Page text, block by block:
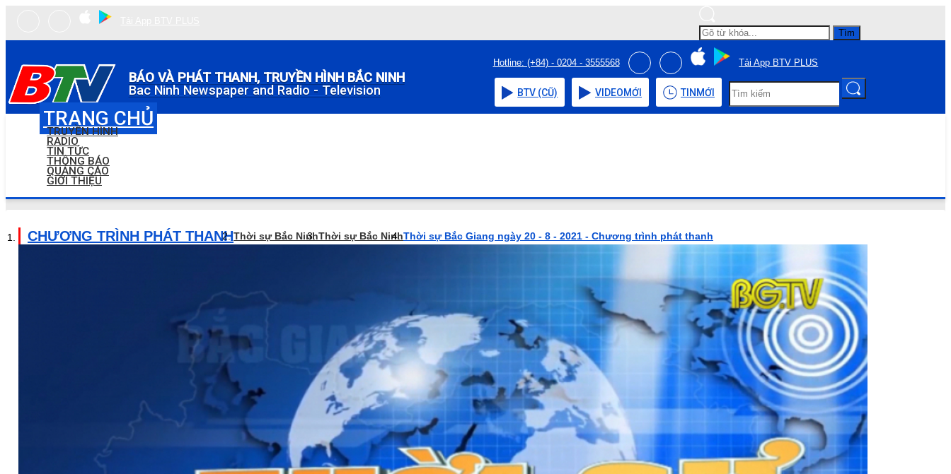
Tìm
BÁO VÀ PHÁT THANH, TRUYỀN HÌNH BẮC NINH
Bac Ninh Newspaper and Radio - Television
Hotline: (+84) - 0204 - 3555568 Tải App BTV PLUS
BTV (CŨ) VIDEOMỚI TIN MỚI
TRANG CHỦ
TRUYỀN HÌNH
RADIO
TIN TỨC
THÔNG BÁO
QUẢNG CÁO
GIỚI THIỆU
CHƯƠNG TRÌNH PHÁT THANHThời sự Bắc NinhThời sự Bắc NinhThời sự Bắc Giang ngày 20 - 8 - 2021 - Chương trình phát thanh